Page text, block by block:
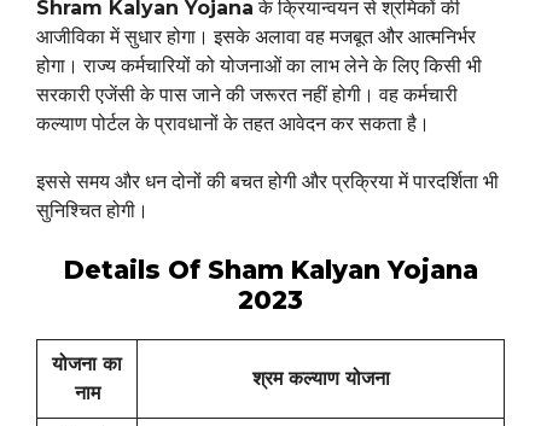
Shram Kalyan Yojana के क्रियान्वयन से श्रमिकों की
आजीविका में सुधार होगा। इसके अलावा वह मजबूत और आत्मनिर्भर
होगा। राज्य कर्मचारियों को योजनाओं का लाभ लेने के लिए किसी भी
सरकारी एजेंसी के पास जाने की जरूरत नहीं होगी। वह कर्मचारी
कल्याण पोर्टल के प्रावधानों के तहत आवेदन कर सकता है।
इससे समय और धन दोनों की बचत होगी और प्रक्रिया में पारदर्शिता भी
सुनिश्चित होगी।
Details Of Sham Kalyan Yojana
2023
योजना का
नाम
श्रम कल्याण योजना